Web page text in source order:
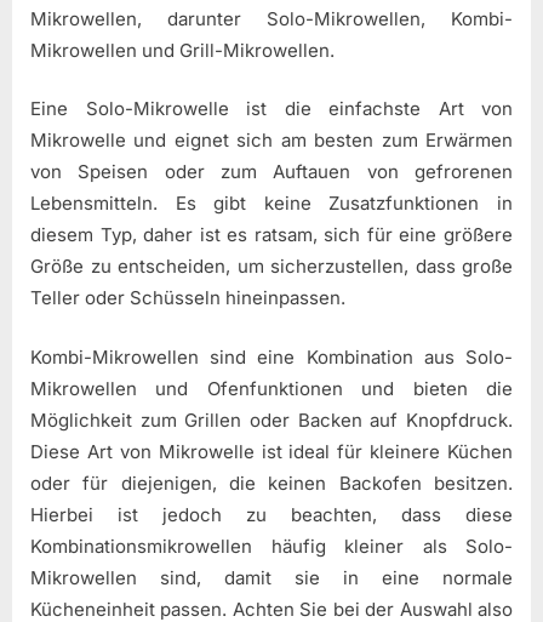
Mikrowellen, darunter Solo-Mikrowellen, Kombi-
Mikrowellen und Grill-Mikrowellen.
Eine Solo-Mikrowelle ist die einfachste Art von
Mikrowelle und eignet sich am besten zum Erwärmen
von Speisen oder zum Auftauen von gefrorenen
Lebensmitteln. Es gibt keine Zusatzfunktionen in
diesem Typ, daher ist es ratsam, sich für eine größere
Größe zu entscheiden, um sicherzustellen, dass große
Teller oder Schüsseln hineinpassen.
Kombi-Mikrowellen sind eine Kombination aus Solo-
Mikrowellen und Ofenfunktionen und bieten die
Möglichkeit zum Grillen oder Backen auf Knopfdruck.
Diese Art von Mikrowelle ist ideal für kleinere Küchen
oder für diejenigen, die keinen Backofen besitzen.
Hierbei ist jedoch zu beachten, dass diese
Kombinationsmikrowellen häufig kleiner als Solo-
Mikrowellen sind, damit sie in eine normale
Kücheneinheit passen. Achten Sie bei der Auswahl also